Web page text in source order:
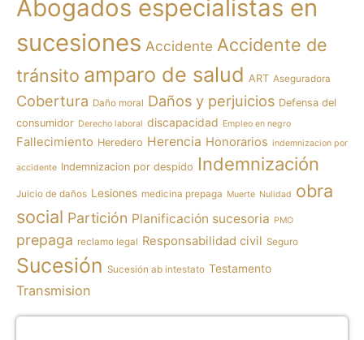
Abogados especialistas en
sucesiones Accidente Accidente de
tránsito amparo de salud ART Aseguradora
Cobertura Daño moral Daños y perjuicios Defensa del
consumidor Derecho laboral discapacidad Empleo en negro
Fallecimiento Heredero Herencia Honorarios indemnizacion por
accidente Indemnizacion por despido Indemnización
Juicio de daños Lesiones medicina prepaga Muerte Nulidad obra
social Partición Planificación sucesoria PMO
prepaga reclamo legal Responsabilidad civil Seguro
Sucesión Sucesión ab intestato Testamento
Transmision